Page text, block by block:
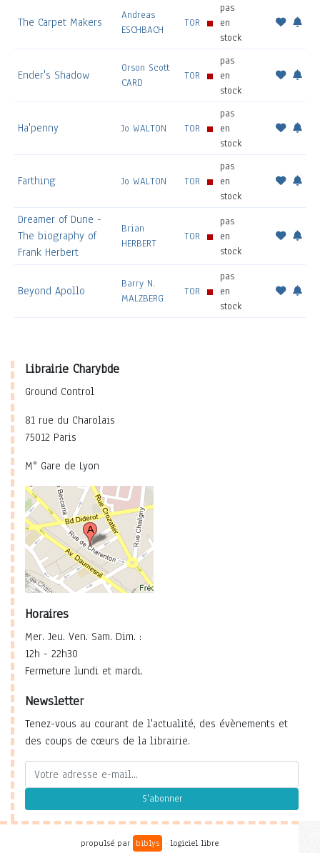
The Carpet Makers
Andreas
ESCHBACH
TOR
pas
en
stock
Ender's Shadow
Orson Scott
CARD
TOR
pas
en
stock
Ha'penny Jo WALTON TOR
pas
en
stock
Farthing Jo WALTON TOR
pas
en
stock
Dreamer of Dune -
The biography of
Frank Herbert
Brian
HERBERT
TOR
pas
en
stock
Beyond Apollo
Barry N.
MALZBERG
TOR
pas
en
stock
Librairie Charybde
Ground Control
81 rue du Charolais
75012 Paris
M° Gare de Lyon
Horaires
Mer. Jeu. Ven. Sam. Dim. :
12h - 22h30
Fermeture lundi et mardi.
Newsletter
Tenez-vous au courant de l'actualité, des évènements et
des coups de cœurs de la librairie.
S'abonner
propulsé par biblys · logiciel libre